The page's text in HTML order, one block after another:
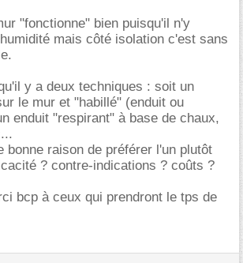
"fonctionne" bien puisqu'il n'y
mais côté isolation c'est sans
y a deux techniques : soit un
le mur et "habillé" (enduit ou
enduit "respirant" à base de chaux,
bonne raison de préférer l'un plutôt
? contre-indications ? coûts ?
bcp à ceux qui prendront le tps de